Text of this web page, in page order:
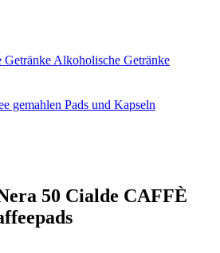
Alkoholische Getränke
gemahlen Pads und Kapseln
50 Cialde CAFFÈ